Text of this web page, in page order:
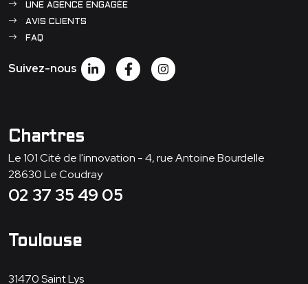
UNE AGENCE ENGAGÉE
AVIS CLIENTS
FAQ
Suivez-nous
Chartres
Le 101 Cité de l'innovation - 4, rue Antoine Bourdelle
28630Le Coudray
02 37 35 49 05
Toulouse
31470Saint Lys